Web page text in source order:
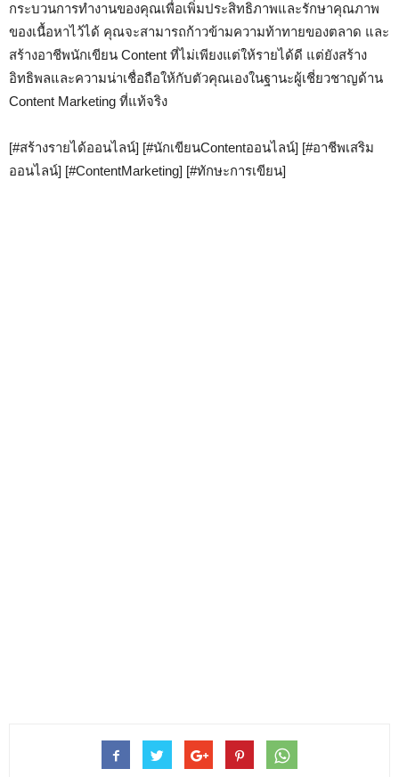
กระบวนการทำงานของคุณเพื่อเพิ่มประสิทธิภาพและรักษาคุณภาพ
ของเนื้อหาไว้ได้ คุณจะสามารถก้าวข้ามความท้าทายของตลาด และ
สร้างอาชีพนักเขียน Content ที่ไม่เพียงแต่ให้รายได้ดี แต่ยังสร้าง
อิทธิพลและความน่าเชื่อถือให้กับตัวคุณเองในฐานะผู้เชี่ยวชาญด้าน
Content Marketing ที่แท้จริง
[#สร้างรายได้ออนไลน์] [#นักเขียนContentออนไลน์] [#อาชีพเสริม
ออนไลน์] [#ContentMarketing] [#ทักษะการเขียน]